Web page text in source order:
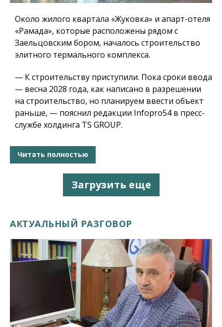
Около жилого квартала «Жуковка» и апарт-отеля
«Рамада», которые расположены рядом с
Заельцовским бором, началось строительство
элитного термального комплекса.
— К строительству приступили. Пока сроки ввода
— весна 2028 года, как написано в разрешении
на строительство, но планируем ввести объект
раньше, — пояснил редакции Infopro54 в пресс-
службе холдинга TS GROUP.
Читать полностью
Загрузить еще
АКТУАЛЬНЫЙ РАЗГОВОР